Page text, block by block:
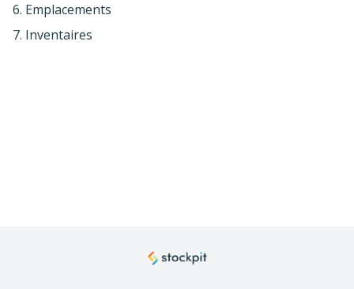
6. Emplacements
7. Inventaires